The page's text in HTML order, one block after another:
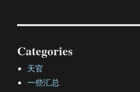
Categories
天官
一些汇总